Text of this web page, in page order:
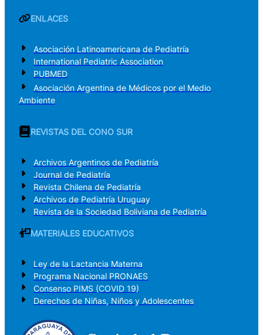
ENLACES
Asociación Latinoamericana de Pediatría
International Pediatric Association
PUBMED
Asociación Argentina de Médicos por el Medio
Ambiente
REVISTAS DEL CONO SUR
Archivos Argentinos de Pediatría
Journal de Pediatría
Revista Chilena de Pediatría
Archivos de Pediatría Uruguay
Revista de la Sociedad Boliviana de Pediatría
MATERIALES EDUCATIVOS
Ley de la Lactancia Materna
Programa Nacional PRONAES
Consenso PIMS (COVID 19)
Derechos de Niñas, Niños y Adolescentes